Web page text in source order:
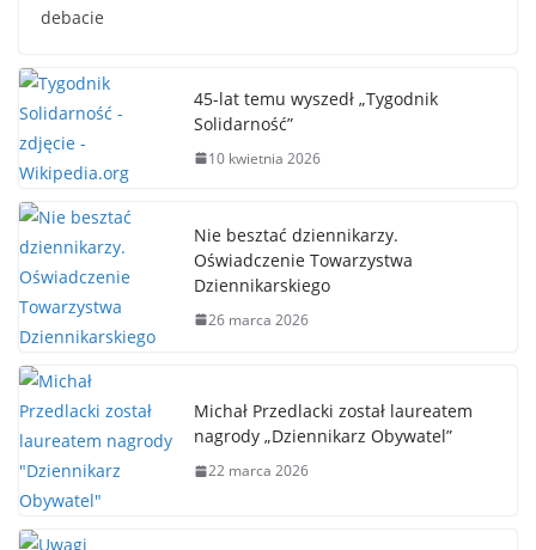
debacie
45-lat temu wyszedł „Tygodnik
Solidarność”
10 kwietnia 2026
Nie besztać dziennikarzy.
Oświadczenie Towarzystwa
Dziennikarskiego
26 marca 2026
Michał Przedlacki został laureatem
nagrody „Dziennikarz Obywatel”
22 marca 2026